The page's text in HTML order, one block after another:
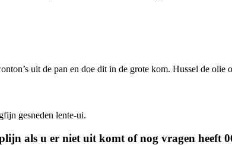
uit de pan en doe dit in de grote kom. Hussel de olie
gesneden lente-ui.
als u er niet uit komt of nog vragen heeft